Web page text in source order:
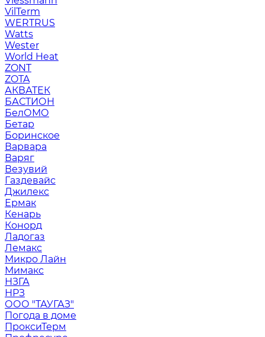
VilTerm
WERTRUS
Watts
Wester
World Heat
ZONT
ZOTA
АКВАТЕК
БАСТИОН
БелОМО
Бетар
Боринское
Варвара
Варяг
Везувий
Газдевайс
Джилекс
Ермак
Кенарь
Конорд
Ладогаз
Лемакс
Микро Лайн
Мимакс
НЗГА
НРЗ
ООО "ТАУГАЗ"
Погода в доме
ПроксиТерм